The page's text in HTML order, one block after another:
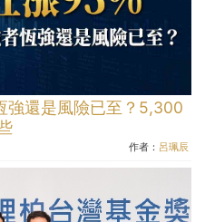
強還是風險已至？5,300
作者： 呂珮辰